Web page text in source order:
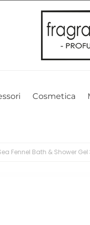
sito web.
Cosmetica
Fennel Bath & Shower Gel